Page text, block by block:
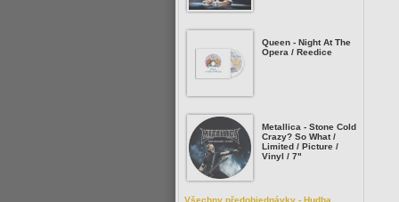
Queen - Night At The
Opera / Reedice
Metallica - Stone Cold
Crazy? So What /
Limited / Picture /
Vinyl / 7"
Všechny předobjednávky - Hudba